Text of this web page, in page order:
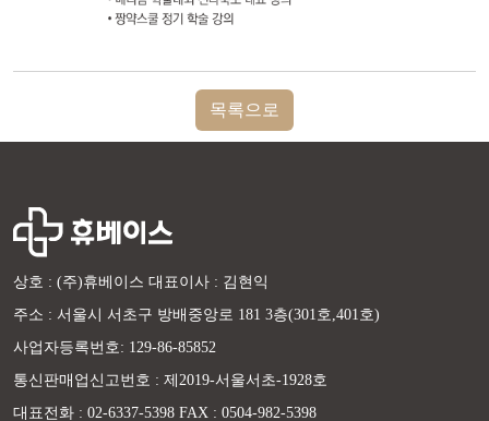
목록으로
상호 : (주)휴베이스 대표이사 : 김현익
주소 : 서울시 서초구 방배중앙로 181 3층(301호,401호)
사업자등록번호: 129-86-85852
통신판매업신고번호 : 제2019-서울서초-1928호
대표전화 : 02-6337-5398 FAX : 0504-982-5398